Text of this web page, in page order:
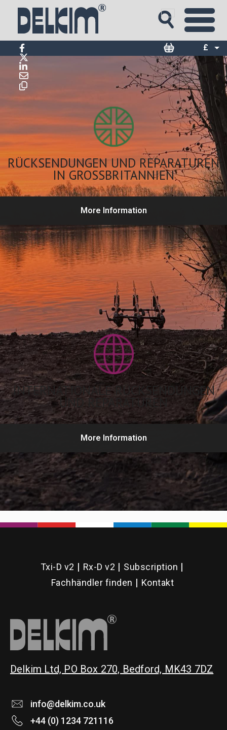
£
RÜCKSENDUNGEN UND REPARATUREN
IN GROSSBRITANNIEN
More Information
INTERNATIONALE RÜCKSENDUNGEN
UND REPARATUREN
More Information
Txi-D v2 Rx-D v2
Subscription
Fachhändler finden
Kontakt
Delkim Ltd, PO Box 270, Bedford, MK43 7DZ
info@delkim.co.uk
+44 (0) 1234 721116